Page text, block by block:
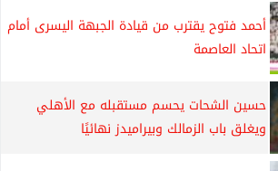
أحمد فتوح يقترب من قيادة الجبهة اليسرى أمام
اتحاد العاصمة
حسين الشحات يحسم مستقبله مع الأهلي
ويغلق باب الزمالك وبيراميدز نهائيًا